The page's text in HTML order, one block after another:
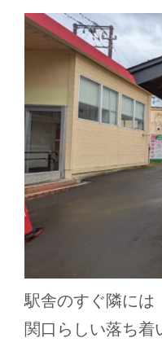
駅舎のすぐ隣には
関口らしい落ち着